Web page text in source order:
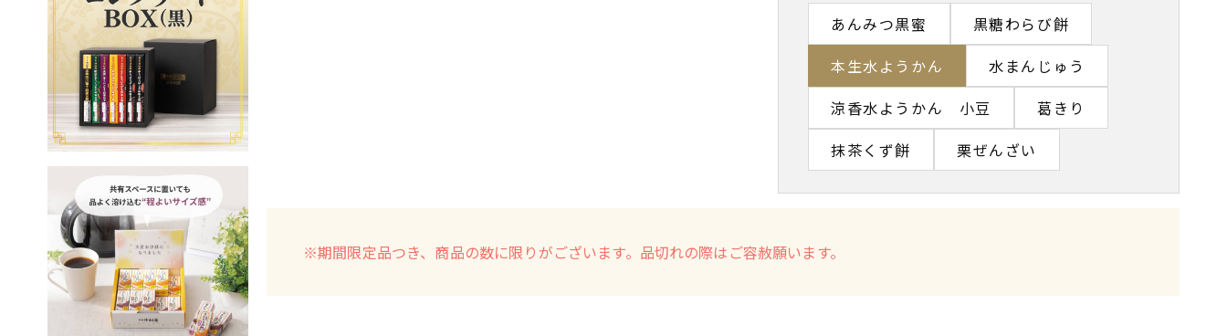
あんみつ黒蜜
黒糖わらび餅
本生水ようかん
水まんじゅう
涼香水ようかん 小豆
葛きり
抹茶くず餅
栗ぜんざい
※期間限定品つき、商品の数に限りがございます。品切れの際はご容赦願います。